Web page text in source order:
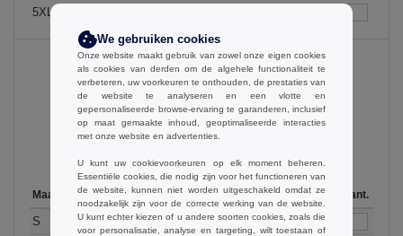
5XL
+
Neon Pink
Maat 1-11 12-35 36-71 72-143 144-287 288 + Meer
Op voorraad Aant.
S € 5.46 €4.56 €3.88 €3.65 €3.46 €3.44
180
We gebruiken cookies
Onze website maakt gebruik van zowel onze eigen cookies
als cookies van derden om de algehele functionaliteit te
verbeteren, uw voorkeuren te onthouden, de prestaties van
de website te analyseren en een vlotte en
gepersonaliseerde browse-ervaring te garanderen, inclusief
op maat gemaakte inhoud, geoptimaliseerde interacties
met onze website en advertenties.
U kunt uw cookievoorkeuren op elk moment beheren.
Essentiële cookies, die nodig zijn voor het functioneren van
de website, kunnen niet worden uitgeschakeld omdat ze
noodzakelijk zijn voor de correcte werking van de website.
U kunt echter kiezen of u andere soorten cookies, zoals die
voor personalisatie, analyse en targeting, wilt toestaan of